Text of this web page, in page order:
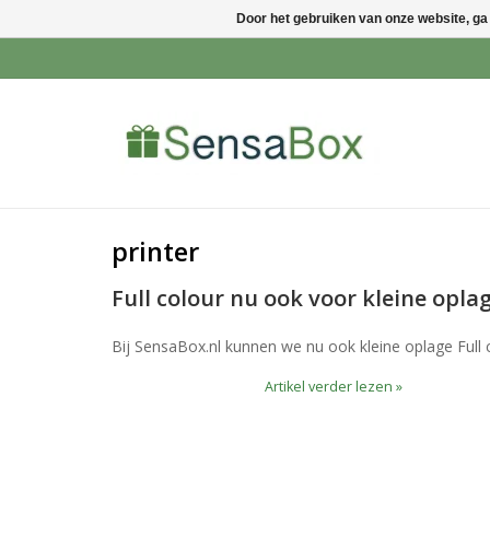
printer
Full colour nu ook voor kleine
Bij SensaBox.nl kunnen we nu ook kleine oplage Full
Artikel verder lezen »
Door het gebruiken van onze website,